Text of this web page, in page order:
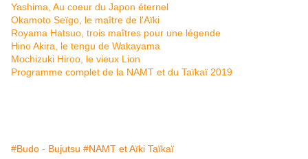
Yashima, Au coeur du Japon éternel
Okamoto Seïgo, le maître de l'Aïki
Royama Hatsuo, trois maîtres pour une légende
Hino Akira, le tengu de Wakayama
Mochizuki Hiroo, le vieux Lion
Programme complet de la NAMT et du Taïkaï 2019
#Budo - Bujutsu #NAMT et Aïki Taïkaï